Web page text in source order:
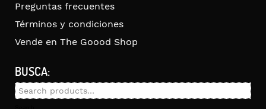
Preguntas frecuentes
Términos y condiciones
Vende en The Goood Shop
BUSCA:
Search